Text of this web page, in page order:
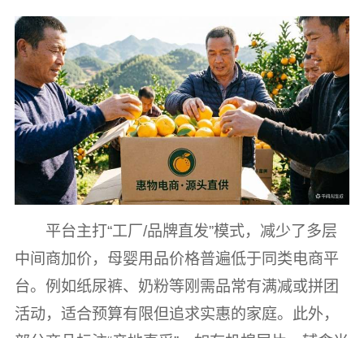
平台主打“工厂/品牌直发”模式，减少了多层
中间商加价，母婴用品价格普遍低于同类电商平
台。例如纸尿裤、奶粉等刚需品常有满减或拼团
活动，适合预算有限但追求实惠的家庭。此外，